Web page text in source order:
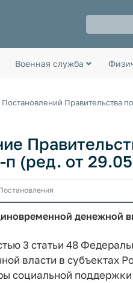
Военная служба
Правительства
п (ред. от
денежной
3 статьи 48
власти в субъектах
социальной